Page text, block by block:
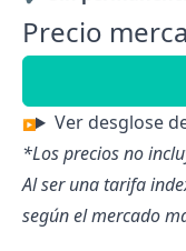
Precio
Ver desglose
*Los precios no
Al ser una tarifa
según el mercado